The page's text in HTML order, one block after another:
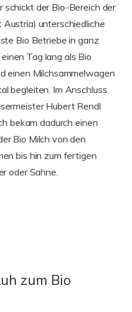
schickt der Bio-Bereich der
unterschiedliche
Bio Betriebe in ganz
Tag lang als Bio
einen Milchsammelwagen
begleiten. Im Anschluss
Hubert Rendl
bekam dadurch einen
Bio Milch von den
bis hin zum fertigen
oder Sahne.
zum Bio